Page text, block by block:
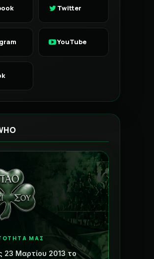
Twitter
YouTube
ΜΑΣ
23 Μαρτίου 2013 το